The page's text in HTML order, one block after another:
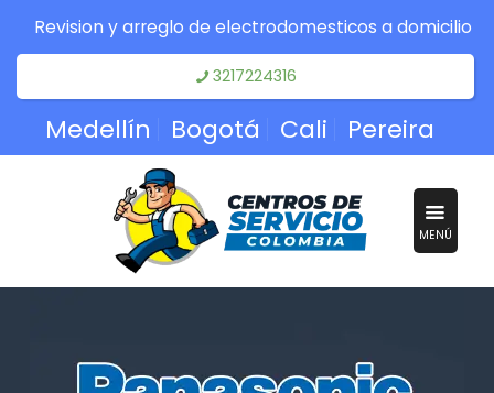
Revision y arreglo de electrodomesticos a domicilio
3217224316
Medellín Bogotá Cali Pereira
MENÚ